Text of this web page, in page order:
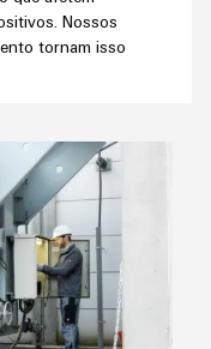
Nossos
tornam isso